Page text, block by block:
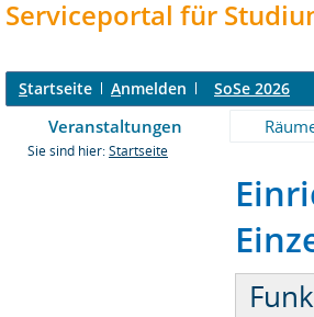
Serviceportal für
Startseite Anmelden SoSe 2026
Veranstaltungen
Sie sind hier: Startseite